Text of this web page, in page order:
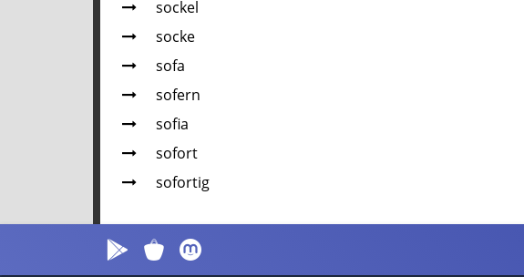
sockel
socke
sofa
sofern
sofia
sofort
sofortig